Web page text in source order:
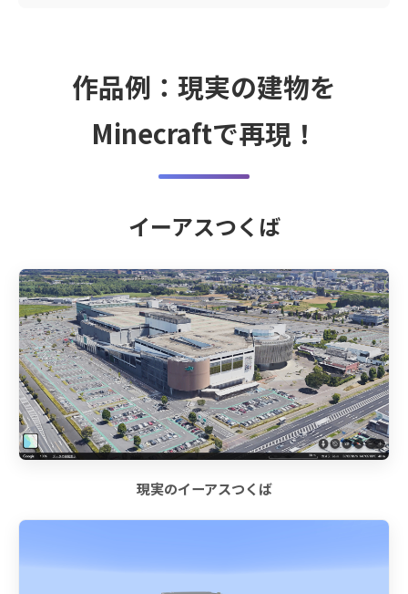
作品例：現実の建物を
Minecraftで再現！
イーアスつくば
現実のイーアスつくば